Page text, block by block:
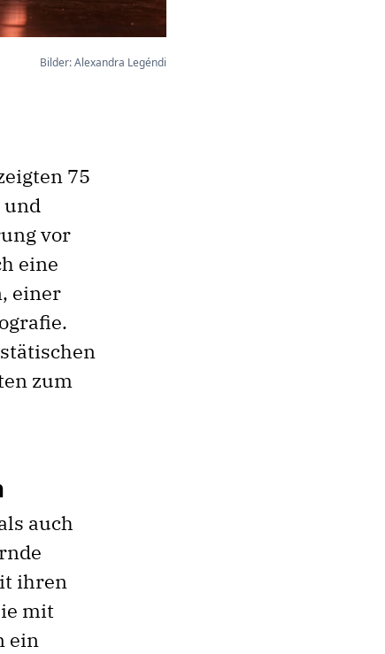
Bilder: Alexandra Legéndi
75
und
vor
eine
einer
zum
auch
ihren
mit
ein